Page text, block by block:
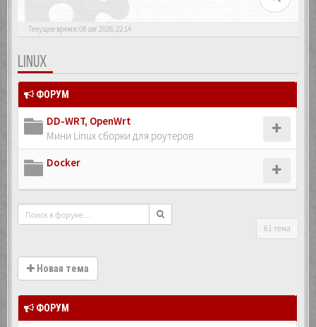
Текущее время: 08 авг 2026, 22:14
LINUX
ФОРУМ
DD-WRT, OpenWrt
Мини Linux сборки для роутеров
Docker
61 тема
Новая тема
ФОРУМ